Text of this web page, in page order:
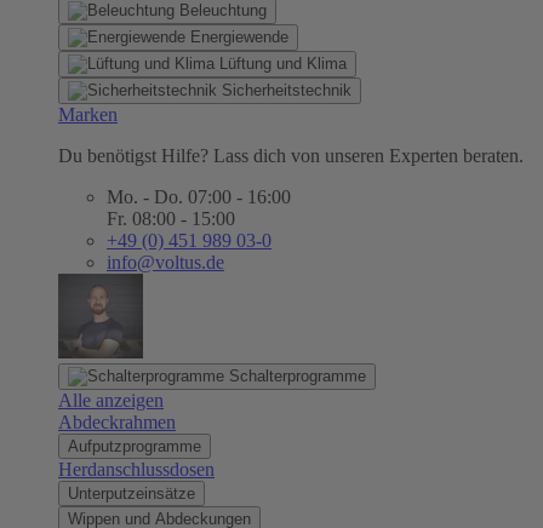
Beleuchtung
Energiewende
Lüftung und Klima
Sicherheitstechnik
Marken
Du benötigst Hilfe? Lass dich von unseren Experten beraten.
Mo. - Do. 07:00 - 16:00
Fr. 08:00 - 15:00
+49 (0) 451 989 03-0
info@voltus.de
Schalterprogramme
Alle anzeigen
Abdeckrahmen
Aufputzprogramme
Herdanschlussdosen
Unterputzeinsätze
Wippen und Abdeckungen